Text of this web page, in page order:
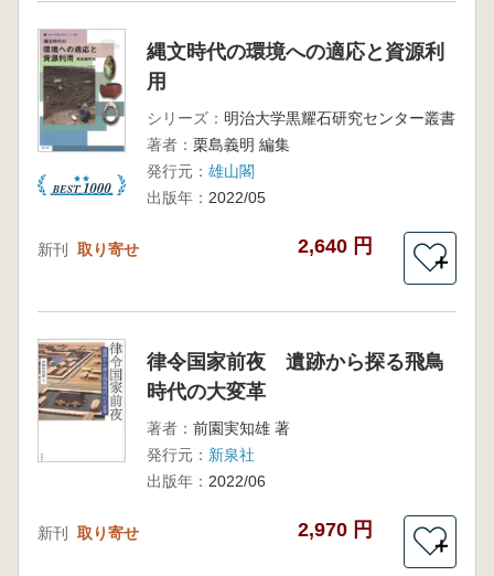
縄文時代の環境への適応と資源利
用
シリーズ： 明治大学黒耀石研究センター叢書
著者： 栗島義明 編集
発行元： 雄山閣
出版年： 2022/05
新刊 取り寄せ 2,640 円
＋
律令国家前夜 遺跡から探る飛鳥
時代の大変革
著者： 前園実知雄 著
発行元： 新泉社
出版年： 2022/06
新刊 取り寄せ 2,970 円
＋